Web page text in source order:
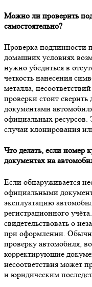
Можно ли проверить
самостоятельно?
Проверка подлинности
домашних условиях
нужно убедиться в
четкость нанесения
металла,
проверки стоит
документами
официальных
случаи клонирования
Что делать, если номер
документах на
Если обнаруживается
официальными
эксплуатацию
регистрационного
свидетельствовать о
при оформлении.
проверку автомобиля,
корректирующие
несоответствия может
и юридическим